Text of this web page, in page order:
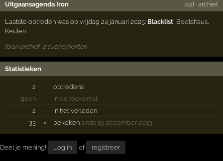
Uitgaansagenda Iron ical· archief
Laatste optreden was op vrijdag 24 januari 2025: Blacklist Bootshaus
Keulen
toon archief, 2 evenementen
Statistieken
2 ·
optredens
geen
·
in de toekomst
2
·
in het verleden
33
× bekeken sinds 19 december 2019
Deel je mening! Log in of registreer